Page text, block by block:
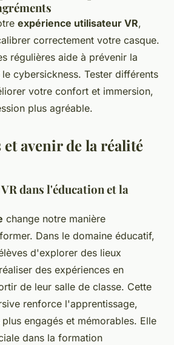
expérience utilisateur VR,
correctement votre casque.
régulières aide à prévenir la
cybersickness. Tester différents
votre confort et immersion,
plus agréable.
avenir de la réalité
dans l'éducation et la
change notre manière
Dans le domaine éducatif,
d'explorer des lieux
des expériences en
de leur salle de classe. Cette
renforce l'apprentissage,
engagés et mémorables. Elle
dans la formation